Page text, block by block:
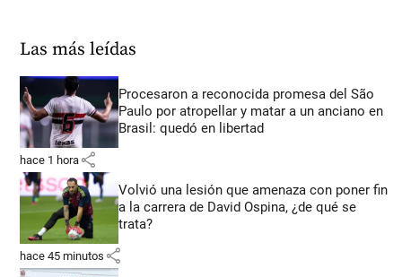
Las más leídas
Procesaron a reconocida promesa del São
Paulo por atropellar y matar a un anciano en
Brasil: quedó en libertad
hace 1 hora share
Volvió una lesión que amenaza con poner fin
a la carrera de David Ospina, ¿de qué se
trata?
hace 45 minutos share